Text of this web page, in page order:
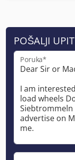
POŠALJI UPIT
Poruka*